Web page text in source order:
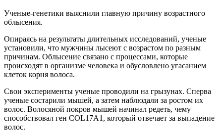
Ученые-генетики выяснили главную причину возрастного
облысения.
Опираясь на результаты длительных исследований, ученые
установили, что мужчины лысеют с возрастом по разным
причинам. Облысение связано с процессами, которые
происходят в организме человека и обусловлено угасанием
клеток корня волоса.
Свои эксперименты ученые проводили на грызунах. Сперва
ученые состарили мышей, а затем наблюдали за ростом их
волос. Волосяной покров мышей начинал редеть, чему
способствовал ген COL17A1, который отвечает за выпадение
волос.